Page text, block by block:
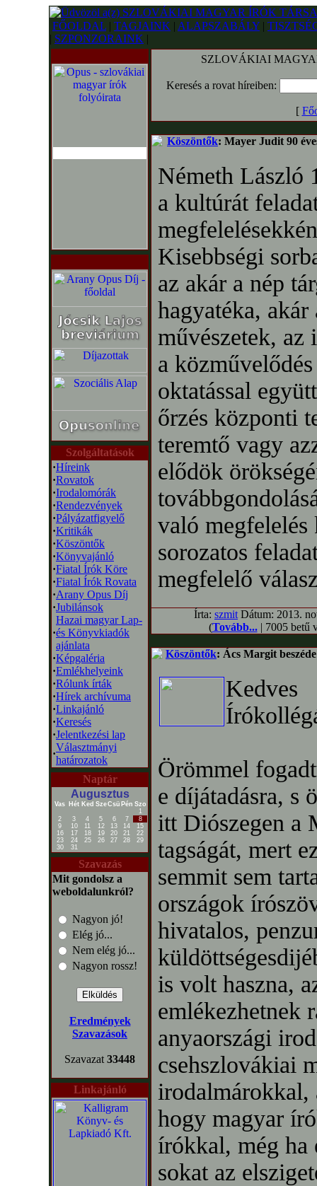
FŐOLDAL | TAGJAINK | ALAPSZABÁLY |
| SZPONZORAINK |
Szolgáltatások
·Híreink
·Rovatok
·Irodalomórák
·Rendezvények
·Pályázatfigyelő
·Kritikák
·Köszöntők
·Könyvajánló
·Fiatal Írók Köre
·Fiatal Írók Rovata
·Arany Opus Díj
·Jubilánsok
·
Hazai magyar Lap-
és Könyvkiadók
ajánlata
·Képgaléria
·Emlékhelyeink
·Rólunk írták
·Hírek archívuma
·Linkajánló
·Keresés
·Jelentkezési lap
·
Választmányi
határozatok
Naptár
Augusztus
Vas Hét Ked SzeCsü Pén Szo
1
2
3 4 5 6 7
8
9
10 11 12 13 14
15
16
17 18 19 20 21
22
23
24 25 26 27 28
29
30
31
Szavazás
Mit gondolsz a
weboldalunkról?
Nagyon jó!
Elég jó...
Nem elég jó...
Nagyon rossz!
Eredmények
Szavazások
Szavazat 33448
Linkajánló
SZLOVÁKIAI
Keresés a rovat híreiben:
[
Köszöntők: Mayer Judit 90
Németh László
a kultúrát
Kisebbségi
az akár a nép
hagyatéka, akár
művészetek, az
a
oktatással
őrzés központi
teremtő vagy
elődök
való megfelelés
sorozatos
megfelelő
Írta: szmit Dátum: 2013.
(Tovább...| 7005 betű
Köszöntők: Ács Margit
Kedves
Örömmel
e díjátadásra, s
itt Diószegen a
tagságát, mert
semmit sem
országok
hivatalos,
is volt haszna,
emlékezhetnek
anyaországi
csehszlovákiai
irodalmárokkal,
hogy magyar
írókkal, még ha
sokat az